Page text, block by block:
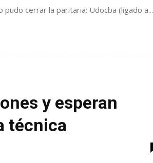
cerrar la paritaria: Udocba (ligado a...
y esperan
técnica